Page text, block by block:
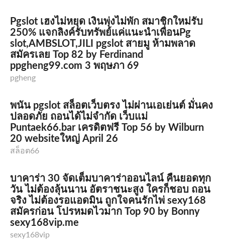
Pgslot เฮงไม่หยุด เงินพุ่งไม่พัก สมาชิกใหม่รับ
250% แจกลิงค์รับทรัพย์แค่แนะนำเพื่อนPg
slot,AMBSLOT,JILI pgslot สายมู ห้ามพลาด
สมัครเลย Top 82 by Ferdinand
ppgheng99.com 3 พฤษภา 69
pgheng
พนัน pgslot สล็อตเว็บตรง ไม่ผ่านเอเย่นต์ มั่นคง
ปลอดภัย ถอนได้ไม่จำกัด เว็บแม่
Puntaek66.bar เครดิตฟรี Top 56 by Wilburn
20 websiteใหญ่ April 26
สล็อต66
บาคาร่า 30 จัดเต็มบาคาร่าออนไลน์ คืนยอดทุก
วัน ไม่ต้องลุ้นนาน อัตราชนะสูง ใครก็ชอบ ถอน
จริง ไม่ต้องรอแอดมิน ถูกใจคนรักไพ่ sexy168
สมัครก่อน โปรหมดไวมาก Top 90 by Bonny
sexy168vip.me
sexy168vip